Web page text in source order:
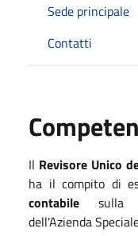
Sede principale
Contatti
Il Revisore Unico
ha il compito di
contabile sulla
dell'Azienda